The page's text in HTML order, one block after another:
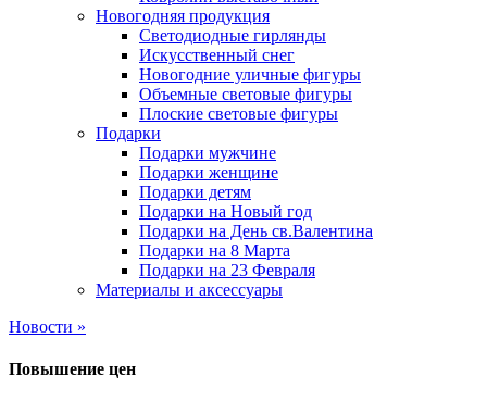
Новогодняя продукция
Светодиодные гирлянды
Искусственный снег
Новогодние уличные фигуры
Объемные световые фигуры
Плоские световые фигуры
Подарки
Подарки мужчине
Подарки женщине
Подарки детям
Подарки на Новый год
Подарки на День св.Валентина
Подарки на 8 Марта
Подарки на 23 Февраля
Материалы и аксессуары
Новости »
Повышение цен